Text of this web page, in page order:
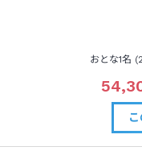
おとな1名 (